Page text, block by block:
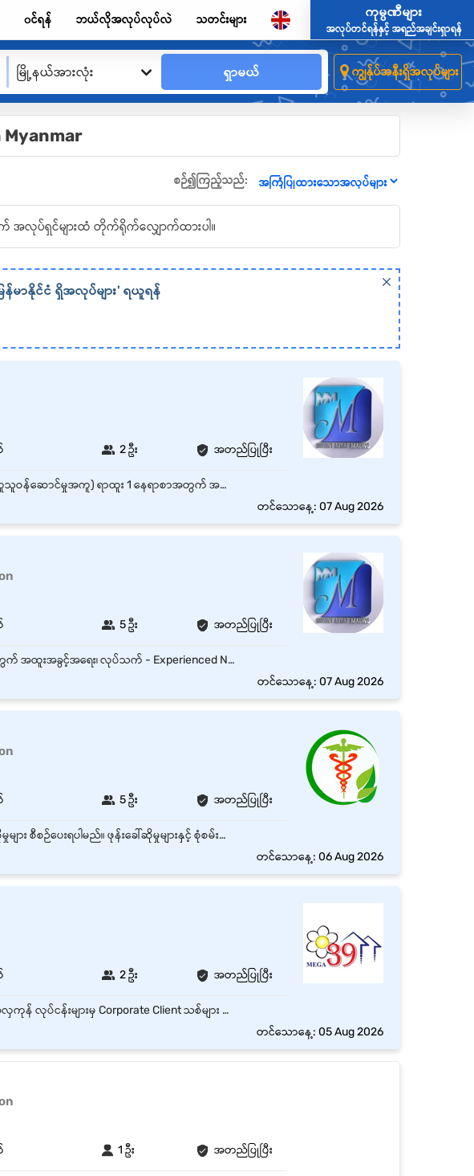
၀င်ရန် ဘယ်လိုအလုပ်လုပ်လဲ သတင်းများ
ကုမ္ပဏီများ
အလုပ်တင်ရန်နှင့် အရည်အချင်းရှာရန်
မြို့နယ်အားလုံး ရှာမယ် ကျွန်ုပ်အနီးရှိအလုပ်များ
စဉ်၍ကြည့်သည်:
အလုပ်ရှင်များထံ တိုက်ရိုက်လျှောက်ထားပါ။
န်မာနိုင်ငံ ရှိအလုပ်များ' ရယူရန်
2 ဦး အတည်ပြုပြီး
လှိုင်၊ Yangonတွင်ရှိသော Full Time Service Advisor (သို့မဟုတ် ဝယ်ယူသူဝန်ဆောင်မှုအကူ) ရာထူး 1 နေရာစာအတွက် အထူးအခွင့်အရေး၊ လုပ်သက် - Experienced Non-Manager နှင့် Monthly လစာကောင်းကောင်းပေးမည်။
တင်သောနေ့: 07 Aug 2026
5 ဦး အတည်ပြုပြီး
လှိုင်၊ Yangonတွင်ရှိသော Full Time Receptionist ရာထူး 1 နေရာစာအတွက် အထူးအခွင့်အရေး၊ လုပ်သက် - Experienced Non-Manager နှင့် Monthly လစာကောင်းကောင်းပေးမည်။
တင်သောနေ့: 07 Aug 2026
5 ဦး အတည်ပြုပြီး
လူနာများအား နွေးထွေးပျူငှာစွာ ကြိုဆိုလက်ခံပြီး စာရင်းသွင်းခြင်း၊ ချိန်းဆိုမှုများ စီစဉ်ပေးရပါမည်။ ဖုန်းခေါ်ဆိုမှုများနှင့် စုံစမ်းမေးမြန်းမှုများကို အချိန်မီ ဖြေကြားပေးရပါမည်။ သက်ဆိုင်ရာဌာနများနှင့် ညှိနှိုင်းဆောင်ရွက်နိုင်သူ ဖြစ်ရပါမည်။
တင်သောနေ့: 06 Aug 2026
2 ဦး အတည်ပြုပြီး
B2B ဖောက်သည်သစ် ရှာဖွေခြင်း: FMCG၊ အစားအသောက်၊ ဆေးဝါးနှင့် အလှကုန် လုပ်ငန်းများမှ Corporate Client သစ်များ ရှာဖွေရန်။ Target ပြည့်မီအောင် ရောင်းချခြင်း: သတ်မှတ်ထားသော လစဉ်/နှစ်စဉ် Sales Target များကို ပြည့်မီအောင် ဆောင်ရွက်ရန်။ ဖောက်သည် ဆက်ဆံရေး ထိန်းသိမ်းခြင်း: Existing Clients များနှင့် ရေရှည်ဆက်ဆံရေး တည်ဆောက်ပြီး Repeat Orders များနှင့် ဈေးနှုန်း ညှိနှိုင်းမှုများ ဆောင်ရွက်ရန်။ Internal Coordination: Client လိုအပ်သည့် Label Specifications များကို Design နှင့် Production Team ထံ အမှားအယွင်းမရှိ ပေါင်းစပ်ညှိနှိုင်း ပေးပို့ရန်။ အစီရင်ခံစာ တင်ပြခြင်း: Sales Pipeline၊ လစဉ်ရောင်းအား အစီရင်ခံစာများနှင့် Payments Follow-up များကို စနစ်တကျ တင်ပြရန်။
တင်သောနေ့: 05 Aug 2026
1 ဦး အတည်ပြုပြီး